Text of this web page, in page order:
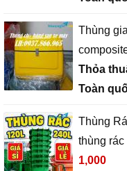
Thùng
Thỏa
Toàn
Thùng
thùng rác
1,000